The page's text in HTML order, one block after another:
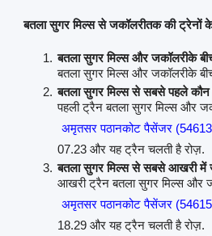
बतला सुगर मिल्स से जकॉलरीतक की ट्रेनों
बतला सुगर मिल्स और जकॉलरीके
बतला सुगर मिल्स और जकॉलरीके
बतला सुगर मिल्स से सबसे पहले
पहली ट्रैन बतला सुगर मिल्स और
अमृतसर पठानकोट पैसेंजर
07.23 और यह ट्रैन चलती है रोज़.
बतला सुगर मिल्स से सबसे आखरी में
आखरी ट्रैन बतला सुगर मिल्स और
अमृतसर पठानकोट पैसेंजर
18.29 और यह ट्रैन चलती है रोज़.